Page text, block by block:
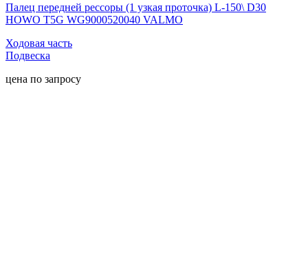
Палец передней рессоры (1 узкая проточка) L-150\ D30
HOWO T5G WG9000520040 VALMO
Ходовая часть
Подвеска
цена по запросу